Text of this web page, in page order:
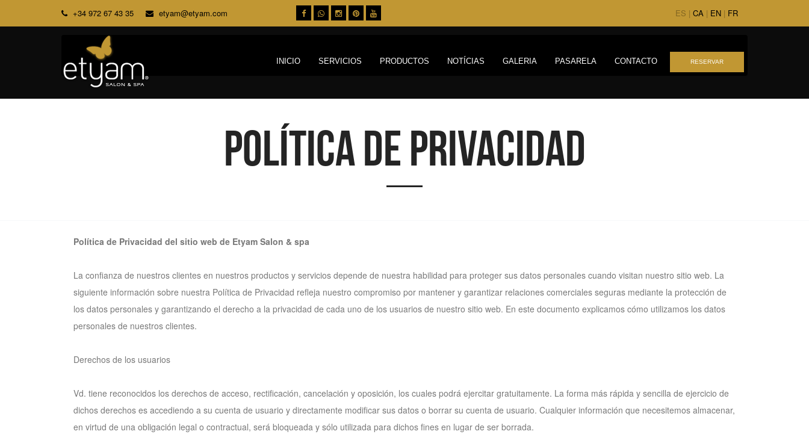
+34 972 67 43 35 etyam@etyam.com ES | CA | EN | FR
INICIO SERVICIOS PRODUCTOS NOTÍCIAS GALERIA PASARELA CONTACTO RESERVAR
Política de privacidad
Política de Privacidad del sitio web de Etyam Salon & spa
La confianza de nuestros clientes en nuestros productos y servicios depende de nuestra habilidad para proteger sus datos personales cuando visitan nuestro sitio web. La
siguiente información sobre nuestra Política de Privacidad refleja nuestro compromiso por mantener y garantizar relaciones comerciales seguras mediante la protección de
los datos personales y garantizando el derecho a la privacidad de cada uno de los usuarios de nuestro sitio web. En este documento explicamos cómo utilizamos los datos
personales de nuestros clientes.
Derechos de los usuarios
Vd. tiene reconocidos los derechos de acceso, rectificación, cancelación y oposición, los cuales podrá ejercitar gratuitamente. La forma más rápida y sencilla de ejercicio de
dichos derechos es accediendo a su cuenta de usuario y directamente modificar sus datos o borrar su cuenta de usuario. Cualquier información que necesitemos almacenar,
en virtud de una obligación legal o contractual, será bloqueada y sólo utilizada para dichos fines en lugar de ser borrada.